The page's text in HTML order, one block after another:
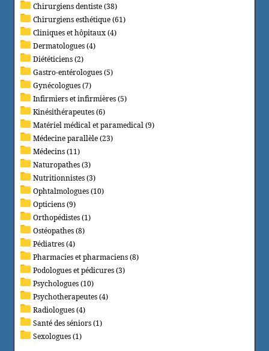
Chirurgiens dentiste (38)
Chirurgiens esthétique (61)
Cliniques et hôpitaux (4)
Dermatologues (4)
Diététiciens (2)
Gastro-entérologues (5)
Gynécologues (7)
Infirmiers et infirmières (5)
Kinésithérapeutes (6)
Matériel médical et paramedical (9)
Médecine parallèle (23)
Médecins (11)
Naturopathes (3)
Nutritionnistes (3)
Ophtalmologues (10)
Opticiens (9)
Orthopédistes (1)
Ostéopathes (8)
Pédiatres (4)
Pharmacies et pharmaciens (8)
Podologues et pédicures (3)
Psychologues (10)
Psychotherapeutes (4)
Radiologues (4)
Santé des séniors (1)
Sexologues (1)